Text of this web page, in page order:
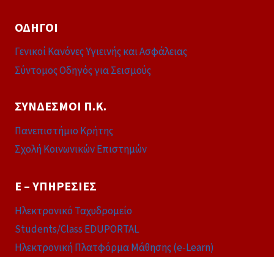
ΟΔΗΓΟΊ
Γενικοί Κανόνες Υγιεινής και Ασφάλειας
Σύντομος Οδηγός για Σεισμούς
ΣΎΝΔΕΣΜΟΙ Π.Κ.
Πανεπιστήμιο Κρήτης
Σχολή Κοινωνικών Επιστημών
E – ΥΠΗΡΕΣΊΕΣ
Ηλεκτρονικό Ταχυδρομείο
Students/Class EDUPORTAL
Ηλεκτρονική Πλατφόρμα Μάθησης (e-Learn)